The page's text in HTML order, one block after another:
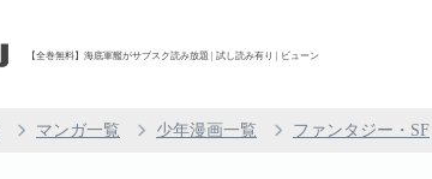
【全巻無料】海底軍艦がサブスク読み放題 | 試し読み有り | ビューン
マンガ一覧 少年漫画一覧 ファンタジー・SF